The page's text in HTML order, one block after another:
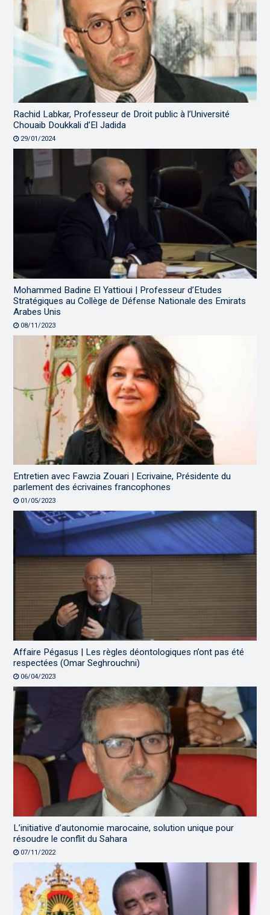
Rachid Labkar, Professeur de Droit public à l’Université
Chouaib Doukkali d’El Jadida
29/01/2024
Mohammed Badine El Yattioui | Professeur d’Etudes
Stratégiques au Collège de Défense Nationale des Emirats
Arabes Unis
08/11/2023
Entretien avec Fawzia Zouari | Ecrivaine, Présidente du
parlement des écrivaines francophones
01/05/2023
Affaire Pégasus | Les règles déontologiques n’ont pas été
respectées (Omar Seghrouchni)
06/04/2023
L’initiative d’autonomie marocaine, solution unique pour
résoudre le conflit du Sahara
07/11/2022